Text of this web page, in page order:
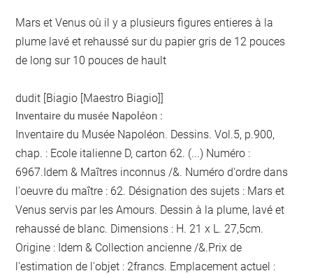
Mars et Venus où il y a plusieurs figures entieres à la
plume lavé et rehaussé sur du papier gris de 12 pouces
de long sur 10 pouces de hault
dudit [Biagio [Maestro Biagio]]
Inventaire du musée Napoléon :
Inventaire du Musée Napoléon. Dessins. Vol.5, p.900,
chap. : Ecole italienne D, carton 62. (...) Numéro :
6967.Idem & Maîtres inconnus /&. Numéro d'ordre dans
l'oeuvre du maître : 62. Désignation des sujets : Mars et
Venus servis par les Amours. Dessin à la plume, lavé et
rehaussé de blanc. Dimensions : H. 21 x L. 27,5cm.
Origine : Idem & Collection ancienne /&.Prix de
l'estimation de l'objet : 2francs. Emplacement actuel :